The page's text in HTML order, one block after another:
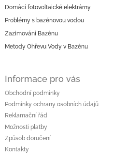
Domácí fotovoltaické elektrárny
Problémy s bazénovou vodou
Zazimování Bazénu
Metody Ohřevu Vody v Bazénu
Informace pro vás
Obchodní podmínky
Podmínky ochrany osobních údajů
Reklamační řád
Možnosti platby
Způsob doručení
Kontakty